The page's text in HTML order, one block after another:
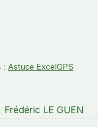
: Astuce ExcelGPS
Frédéric LE GUEN